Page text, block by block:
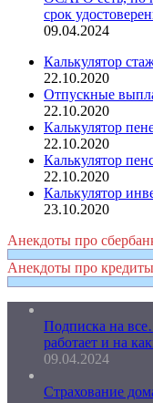
срок
09.04.2024
Калькулятор
22.10.2020
Отпускные
22.10.2020
Калькулятор
22.10.2020
Калькулятор
22.10.2020
Калькулятор
23.10.2020
Анекдоты про
Анекдоты про
Подписка на
работает и на
09.04.2024
Страхование